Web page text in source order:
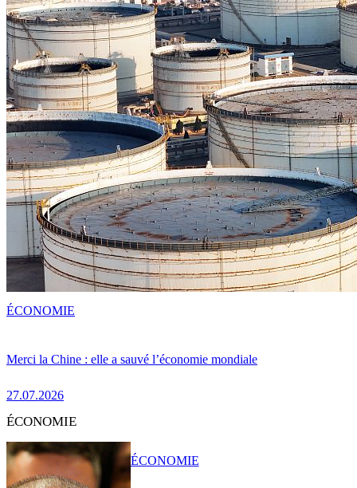
Merci la Chine : elle a sauvé l’économie mondiale
27.07.2026
ÉCONOMIE
ÉCONOMIE
ÉCONOMIE